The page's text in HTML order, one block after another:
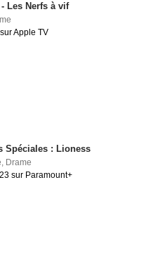
- Les Nerfs à vif
Apple TV
Spéciales : Lioness
, Drame
sur Paramount+